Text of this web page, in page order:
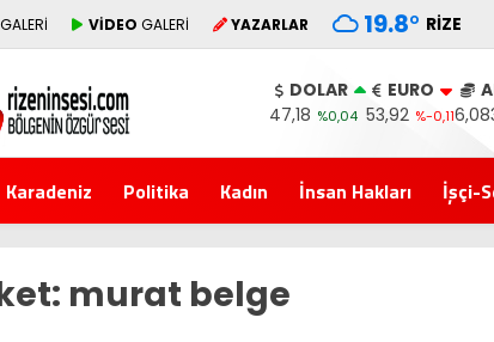
GALERİ VİDEO GALERİ YAZARLAR 19.8° RIZE
DOLAR
47,18 %0,04
EURO
53,92 %-0,11
Karadeniz Politika Kadın İnsan Hakları İşçi-
murat belge